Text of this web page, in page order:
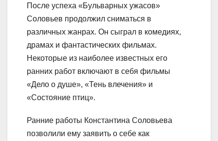
После успеха «Бульварных ужасов»
Соловьев продолжил сниматься в
различных жанрах. Он сыграл в комедиях,
драмах и фантастических фильмах.
Некоторые из наиболее известных его
ранних работ включают в себя фильмы
«Дело о душе», «Тень влечения» и
«Состояние птиц».
Ранние работы Константина Соловьева
позволили ему заявить о себе как